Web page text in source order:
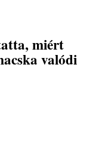
miért
valódi